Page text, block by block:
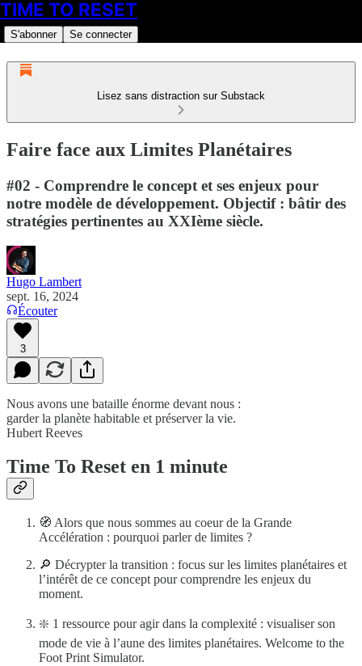
TIME TO RESET
S'abonner Se connecter
Lisez sans distraction sur Substack
Faire face aux Limites Planétaires
#02 - Comprendre le concept et ses enjeux pour
notre modèle de développement. Objectif : bâtir des
stratégies pertinentes au XXIème siècle.
Hugo Lambert
sept. 16, 2024
Écouter
3
Nous avons une bataille énorme devant nous :
garder la planète habitable et préserver la vie.
Hubert Reeves
Time To Reset en 1 minute
🧭 Alors que nous sommes au coeur de la Grande
Accélération : pourquoi parler de limites ?
🔎 Décrypter la transition : focus sur les limites planétaires et
l’intérêt de ce concept pour comprendre les enjeux du
moment.
❇️ 1 ressource pour agir dans la complexité : visualiser son
mode de vie à l’aune des limites planétaires. Welcome to the
Foot Print Simulator.